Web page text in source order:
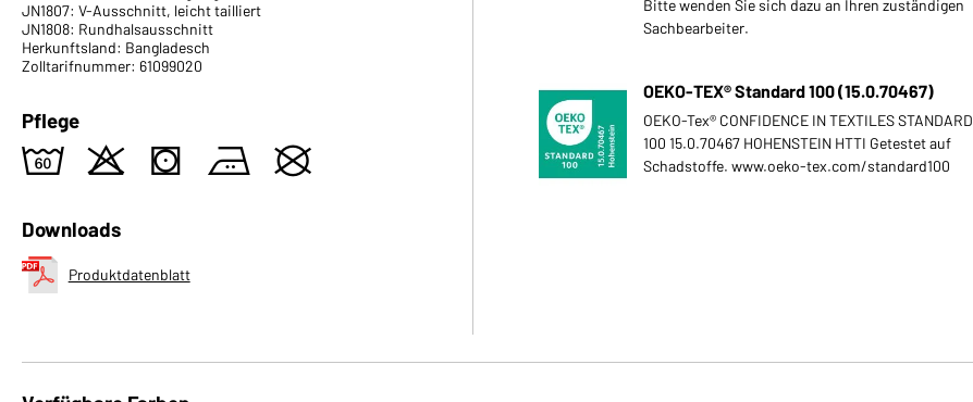
JN1807: V-Ausschnitt, leicht tailliert
JN1808: Rundhalsausschnitt
Herkunftsland: Bangladesch
Zolltarifnummer: 61099020
Pflege
4 o s b U
Downloads
Produktdatenblatt
Bitte wenden Sie sich dazu an Ihren zuständigen
Sachbearbeiter.
OEKO-TEX® Standard 100 (15.0.70467)
OEKO-Tex® CONFIDENCE IN TEXTILES STANDARD
100 15.0.70467 HOHENSTEIN HTTI Getestet auf
Schadstoffe. www.oeko-tex.com/standard100